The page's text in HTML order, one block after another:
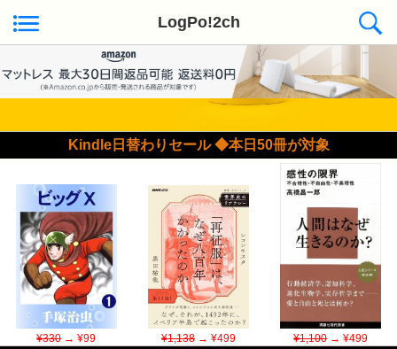
LogPo!2ch
Kindle日替わりセール ◆本日50冊が対象
¥330→ ¥99 ¥1,138→ ¥499 ¥1,100→ ¥499